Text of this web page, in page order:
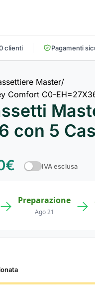
clienti Pagamenti
Master
Comfort C0-
con 5
€ IVA esclusa
→ Preparazione
Ago 21 →